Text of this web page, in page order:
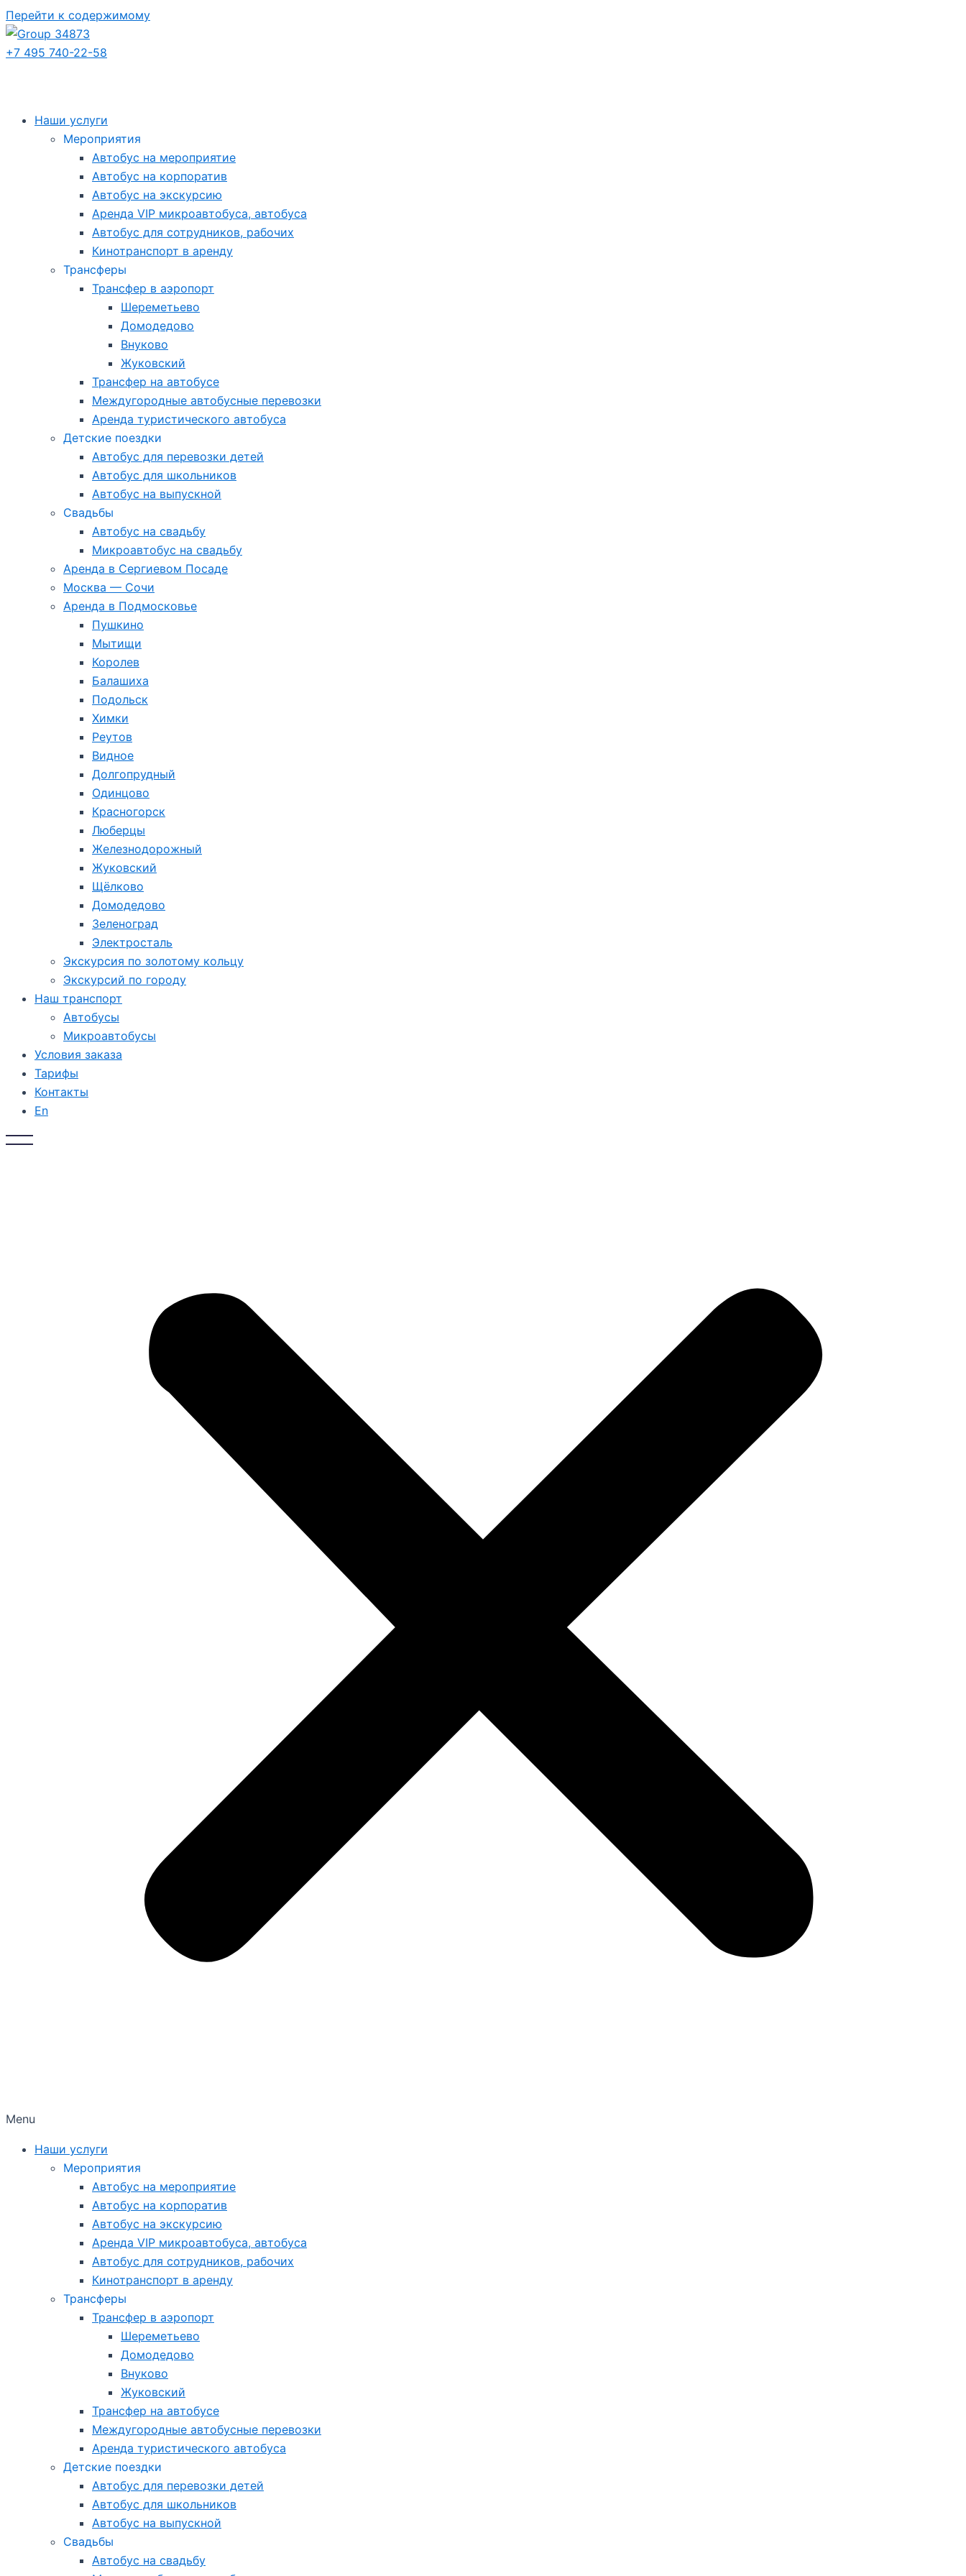
Перейти к содержимому
+7 495 740-22-58
Наши услуги
Мероприятия
Автобус на мероприятие
Автобус на корпоратив
Автобус на экскурсию
Аренда VIP микроавтобуса, автобуса
Автобус для сотрудников, рабочих
Кинотранспорт в аренду
Трансферы
Трансфер в аэропорт
Шереметьево
Домодедово
Внуково
Жуковский
Трансфер на автобусе
Междугородные автобусные перевозки
Аренда туристического автобуса
Детские поездки
Автобус для перевозки детей
Автобус для школьников
Автобус на выпускной
Свадьбы
Автобус на свадьбу
Микроавтобус на свадьбу
Аренда в Сергиевом Посаде
Москва — Сочи
Аренда в Подмосковье
Пушкино
Мытищи
Королев
Балашиха
Подольск
Химки
Реутов
Видное
Долгопрудный
Одинцово
Красногорск
Люберцы
Железнодорожный
Жуковский
Щёлково
Домодедово
Зеленоград
Электросталь
Экскурсия по золотому кольцу
Экскурсий по городу
Наш транспорт
Автобусы
Микроавтобусы
Условия заказа
Тарифы
Контакты
En
Menu
Наши услуги
Мероприятия
Автобус на мероприятие
Автобус на корпоратив
Автобус на экскурсию
Аренда VIP микроавтобуса, автобуса
Автобус для сотрудников, рабочих
Кинотранспорт в аренду
Трансферы
Трансфер в аэропорт
Шереметьево
Домодедово
Внуково
Жуковский
Трансфер на автобусе
Междугородные автобусные перевозки
Аренда туристического автобуса
Детские поездки
Автобус для перевозки детей
Автобус для школьников
Автобус на выпускной
Свадьбы
Автобус на свадьбу